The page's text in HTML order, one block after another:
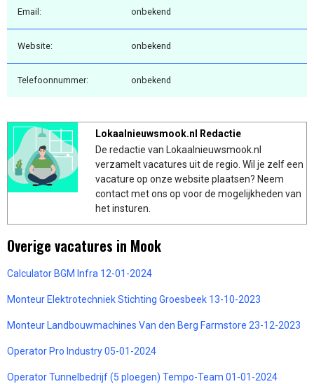
Email: onbekend
Website: onbekend
Telefoonnummer: onbekend
Lokaalnieuwsmook.nl Redactie
De redactie van Lokaalnieuwsmook.nl
verzamelt vacatures uit de regio. Wil je zelf een
vacature op onze website plaatsen? Neem
contact met ons op voor de mogelijkheden van
het insturen.
Overige vacatures in Mook
Calculator BGM Infra 12-01-2024
Monteur Elektrotechniek Stichting Groesbeek 13-10-2023
Monteur Landbouwmachines Van den Berg Farmstore 23-12-2023
Operator Pro Industry 05-01-2024
Operator Tunnelbedrijf (5 ploegen) Tempo-Team 01-01-2024